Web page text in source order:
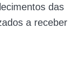
das
a receber